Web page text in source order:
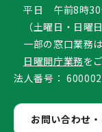
平日 午前8時30
（土曜日・日曜
一部の窓口業務
日曜開庁業務を
法人番号：
お問い合わせ